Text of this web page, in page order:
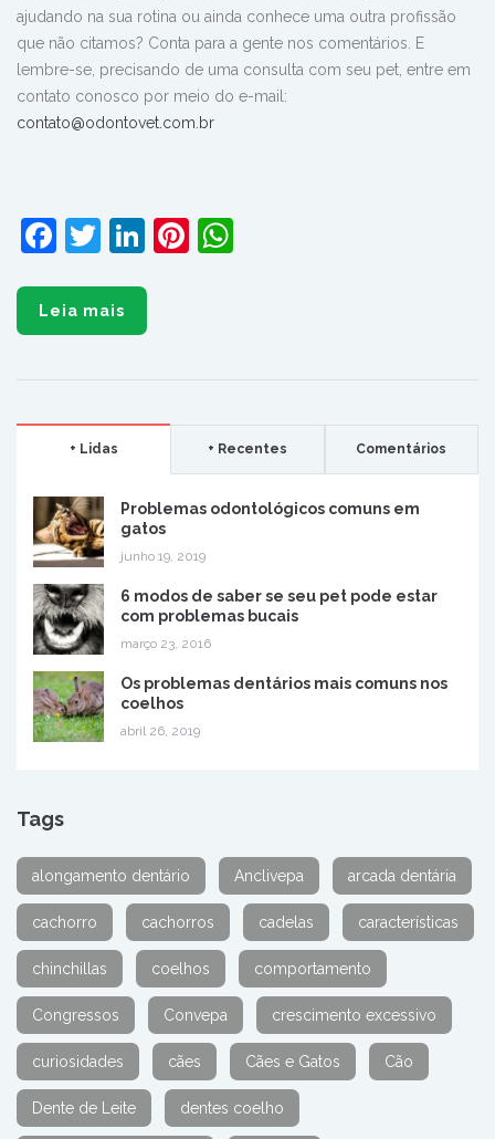
ajudando na sua rotina ou ainda conhece uma outra profissão
que não citamos? Conta para a gente nos comentários. E
lembre-se, precisando de uma consulta com seu pet, entre em
contato conosco por meio do e-mail:
contato@odontovet.com.br
Facebook
Twitter
LinkedIn
Pinterest
Leia mais
+ Lidas + Recentes Comentários
Problemas odontológicos comuns em
gatos
junho 19, 2019
6 modos de saber se seu pet pode estar
com problemas bucais
março 23, 2016
Os problemas dentários mais comuns nos
coelhos
abril 26, 2019
Tags
alongamento dentário Anclivepa arcada dentária
cachorro cachorros cadelas características
chinchillas coelhos comportamento
Congressos Convepa crescimento excessivo
curiosidades cães Cães e Gatos Cão
Dente de Leite dentes coelho